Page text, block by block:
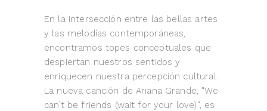
En la intersección entre las bellas artes
y las melodías contemporáneas,
encontramos topes conceptuales que
despiertan nuestros sentidos y
enriquecen nuestra percepción cultural.
La nueva canción de Ariana Grande, "We
can’t be friends (wait for your love)", es